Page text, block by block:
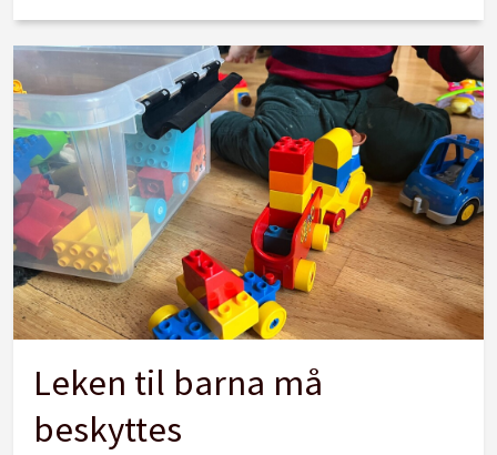
Leken til barna må
beskyttes